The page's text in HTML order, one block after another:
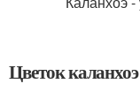
Цветок каланхоэ